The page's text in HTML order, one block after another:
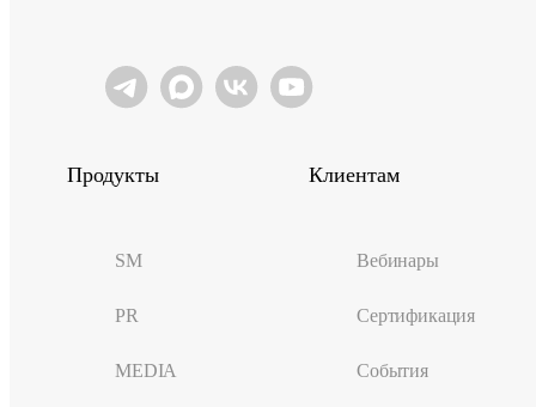
Продукты
SM
PR
MEDIA
Клиентам
Вебинары
Сертификация
События